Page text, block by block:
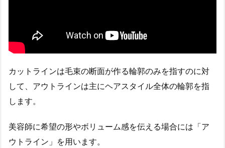
カットラインは毛束の断面が作る輪郭のみを指すのに対
して、アウトラインは主にヘアスタイル全体の輪郭を指
します。
美容師に希望の形やボリューム感を伝える場合には「ア
ウトライン」を用います。